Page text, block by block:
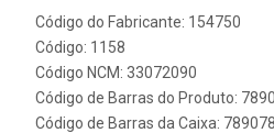
Código do Fabricante: 154750
Código: 1158
Código NCM: 33072090
Código de Barras do Produto:
Código de Barras da Caixa: